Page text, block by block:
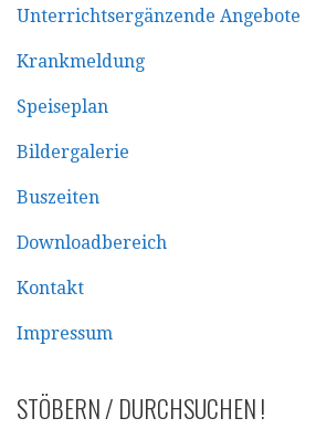
Unterrichtsergänzende Angebote
Krankmeldung
Speiseplan
Bildergalerie
Buszeiten
Downloadbereich
Kontakt
Impressum
STÖBERN / DURCHSUCHEN !